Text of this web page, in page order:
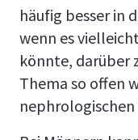
häufig besser in
wenn es
könnte, darüber
Thema so offen